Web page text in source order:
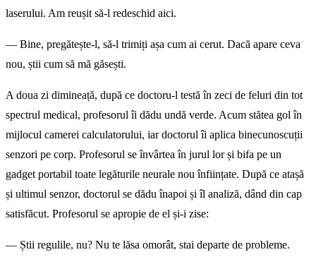
laserului. Am reușit să-l redeschid aici.
— Bine, pregătește-l, să-l trimiți așa cum ai cerut. Dacă apare ceva
nou, știi cum să mă găsești.
A doua zi dimineață, după ce doctoru-l testă în zeci de feluri din tot
spectrul medical, profesorul îi dădu undă verde. Acum stătea gol în
mijlocul camerei calculatorului, iar doctorul îi aplica binecunoscuții
senzori pe corp. Profesorul se învârtea în jurul lor și bifa pe un
gadget portabil toate legăturile neurale nou înființate. După ce atașă
și ultimul senzor, doctorul se dădu înapoi și îl analiză, dând din cap
satisfăcut. Profesorul se apropie de el și-i zise:
— Știi regulile, nu? Nu te lăsa omorât, stai departe de probleme.